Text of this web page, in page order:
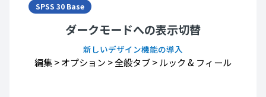
SPSS 30 Base
ダークモードへの表示切替
新しいデザイン機能の導入
編集>オプション >全般タブ> ルック & フィール